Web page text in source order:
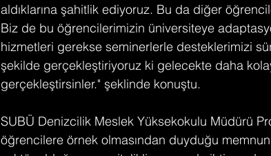
aldıklarına şahitlik ediyoruz. Bu da diğer
Biz de bu öğrencilerimizin üniversiteye
hizmetleri gerekse seminerlerle desteklerimizi
şekilde gerçekleştiriyoruz ki gelecekte daha
gerçekleştirsinler." şeklinde konuştu.
SUBÜ Denizcilik Meslek Yüksekokulu Müdürü
öğrencilere örnek olmasından duyduğu